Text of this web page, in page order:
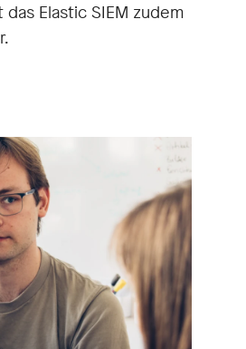
Elastic SIEM zudem